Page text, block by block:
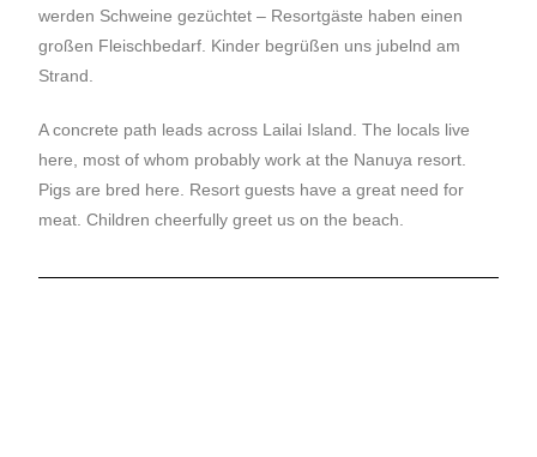
werden Schweine gezüchtet – Resortgäste haben einen
großen Fleischbedarf. Kinder begrüßen uns jubelnd am
Strand.
A concrete path leads across Lailai Island. The locals live
here, most of whom probably work at the Nanuya resort.
Pigs are bred here. Resort guests have a great need for
meat. Children cheerfully greet us on the beach.